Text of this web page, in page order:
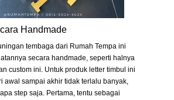
Handmade
tembaga dari Rumah Tempa ini
secara handmade, seperti halnya
custom ini. Untuk produk letter timbul ini
awal sampai akhir tidak terlalu banyak,
step saja. Pertama, tentu sebagai